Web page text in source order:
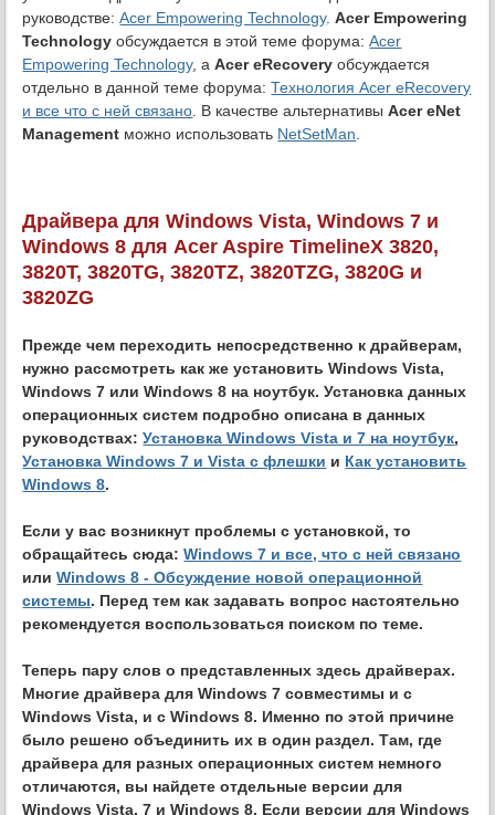
руководстве:Acer Empowering Technology.Acer Empowering
Technology обсуждается в этой теме форума:Acer
Empowering Technology, аAcer eRecovery обсуждается
отдельно в данной теме форума:Технология Acer eRecovery
и все что с ней связано . В качестве альтернативыAcer eNet
Management можно использовать NetSetMan
Драйвера для Windows Vista, Windows 7 и
Windows 8 для Acer Aspire TimelineX 3820,
3820T, 3820TG, 3820TZ, 3820TZG, 3820G и
3820ZG
Прежде чем переходить непосредственно к драйверам,
нужно рассмотреть как же установить Windows Vista,
Windows 7 или Windows 8 на ноутбук. Установка данных
операционных систем подробно описана в данных
руководствах:Установка Windows Vista и 7 на ноутбук,
Установка Windows 7 и Vista с флешки и Как установить
Windows 8.
Если у вас возникнут проблемы с установкой, то
обращайтесь сюда:Windows 7 и все, что с ней связано
илиWindows 8 - Обсуждение новой операционной
системы. Перед тем как задавать вопрос настоятельно
рекомендуется воспользоваться поиском по теме.
Теперь пару слов о представленных здесь драйверах.
Многие драйвера для Windows 7 совместимы и с
Windows Vista, и с Windows 8. Именно по этой причине
было решено объединить их в один раздел. Там, где
драйвера для разных операционных систем немного
отличаются, вы найдете отдельные версии для
Windows Vista, 7 и Windows 8. Если версии для Windows